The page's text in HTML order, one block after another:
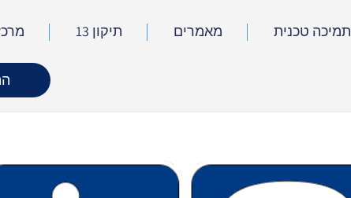
תמיכה טכנית מאמרים תיקון 13